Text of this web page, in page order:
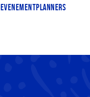
EVENEMENTPLANNERS